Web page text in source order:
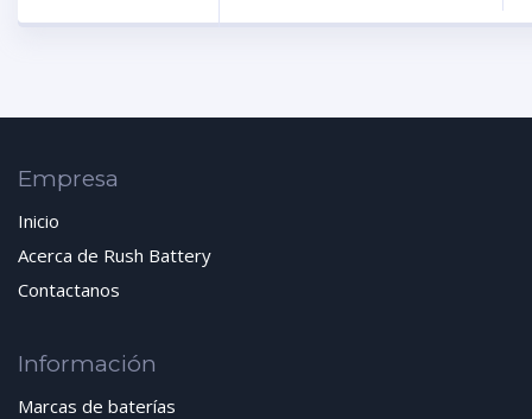
Empresa
Inicio
Acerca de Rush Battery
Contactanos
Información
Marcas de baterías